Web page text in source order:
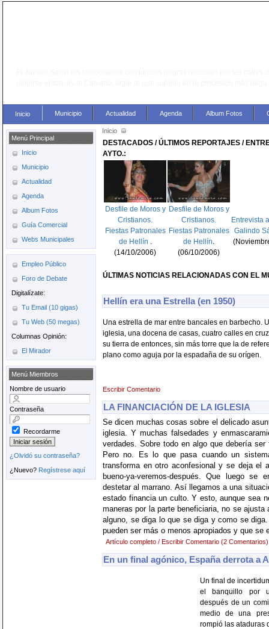
Inicio Municipio Actualidad Agenda Album Fotos
Menú Principal
Inicio
Municipio
Actualidad
Agenda
Album Fotos
Guía Comercial
Webs Municipales
Empleo Público
Foro de Debate
Digitalízate:
Tu Email (10 gigas)
Tu Web (50 megas)
Columnas Opinión:
El Mirador
Menú Miembros
Nombre de usuario
Contraseña
Recordarme
¿Olvidó su contraseña?
¿Nuevo? Regístrese aquí
Inicio
DESTACADOS / ÚLTIMOS REPORTAJES /
AYTO.:
Desfile de Moros y
Cristianos.
Fiestas Patronales
de Hellín .
(14/10/2006)
Desfile de Moros y
Cristianos.
Fiestas Patronales
de Hellín.
(06/10/2006)
Entrevista
Galindo
ÚLTIMAS NOTICIAS RELACIONADAS CON EL
Hellín era una Estrella (en 1950)
Una estrella de mar entre bancales en barbecho.
iglesia, una docena de casas, cuatro calles en
su tierra de entonces, sin más torre que la de
plano como aguja por la espadaña de su orígen.
Escribir Comentario
LA FINANCIACIÓN DE LA IGLESIA
Se dicen muchas cosas sobre el delicado
iglesia. Y muchas falsedades y
verdades. Sobre todo en algo que debería
Pero no. Es lo que pasa cuando un
transforma en otro aconfesional y se deja el
bueno-ya-veremos-después. Que luego se
destetar al marrano. Así llegamos a una
estado financia un culto. Y esto, aunque sea
maneras por la parte beneficiaria, no se ajusta
alguno, se diga lo que se diga y como se
pueden ser más o menos apropiados y que se
Artículo completo / Escribir Comentario (2 Comentarios)
En un final agónico, España derrota a
Un final de
el banquillo por
después de un
medio de una
rompió las ataduras